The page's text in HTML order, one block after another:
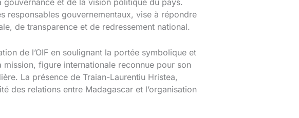
et de la vision politique du pays.
responsables gouvernementaux, vise à répondre
de transparence et de redressement national.
de l’OIF en soulignant la portée symbolique et
figure internationale reconnue pour son
La présence de Traian-Laurentiu Hristea,
des relations entre Madagascar et l’organisation